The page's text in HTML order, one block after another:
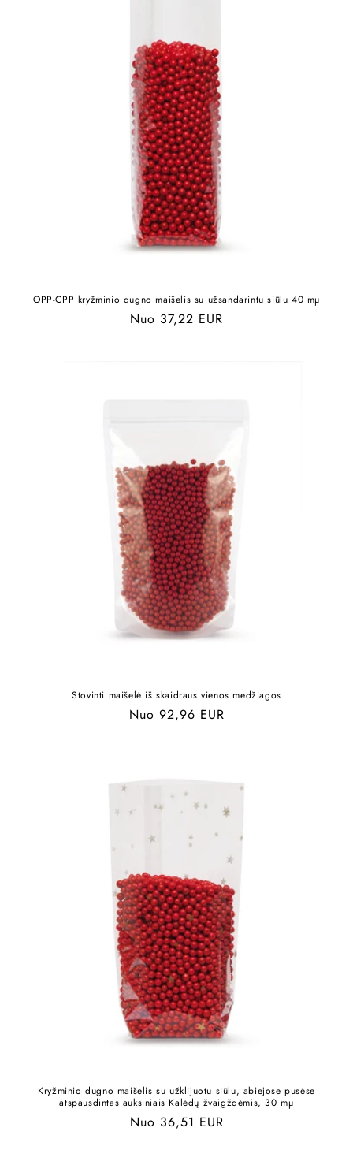
OPP-CPP kryžminio dugno maišelis su užsandarintu siūlu 40 mµ
Įprasta
Nuo 37,22 EUR
Stovinti maišelė iš skaidraus vienos medžiagos
Įprasta
Nuo 92,96 EUR
Kryžminio dugno maišelis su užklijuotu siūlu, abiejose pusėse
atspausdintas auksiniais Kalėdų žvaigždėmis, 30 mµ
Įprasta
Nuo 36,51 EUR